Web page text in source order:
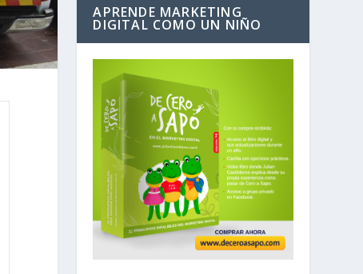
APRENDE MARKETING
DIGITAL COMO UN NIÑO